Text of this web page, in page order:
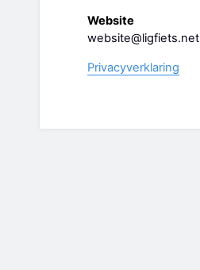
Website
website@ligfiets.net
Privacyverklaring